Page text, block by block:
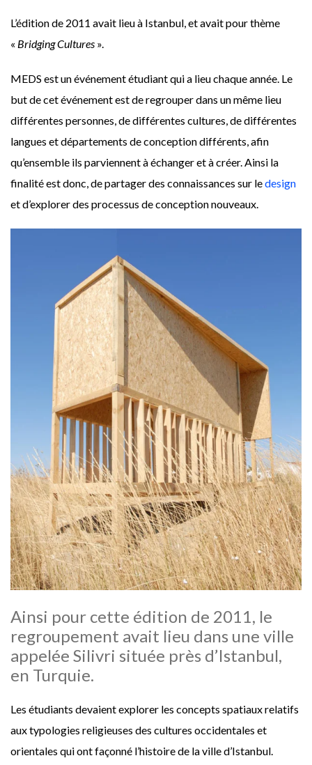
L’édition de 2011 avait lieu à Istanbul, et avait pour thème
« Bridging Cultures ».
MEDS est un événement étudiant qui a lieu chaque année. Le
but de cet événement est de regrouper dans un même lieu
différentes personnes, de différentes cultures, de différentes
langues et départements de conception différents, afin
qu’ensemble ils parviennent à échanger et à créer. Ainsi la
finalité est donc, de partager des connaissances sur ledesign
et d’explorer des processus de conception nouveaux.
Ainsi pour cette édition de 2011, le
regroupement avait lieu dans une ville
appelée Silivri située près d’Istanbul,
en Turquie.
Les étudiants devaient explorer les concepts spatiaux relatifs
aux typologies religieuses des cultures occidentales et
orientales qui ont façonné l’histoire de la ville d’Istanbul.